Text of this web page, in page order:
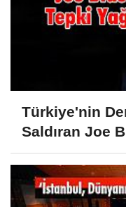
Türkiye'nin
Saldıran Joe